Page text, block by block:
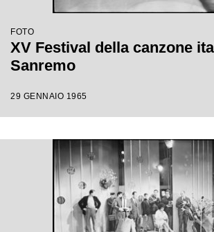
FOTO
XV Festival della canzone
Sanremo
29 GENNAIO 1965